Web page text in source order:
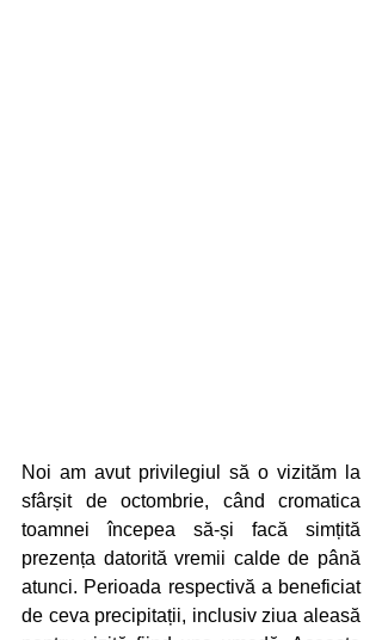
Noi am avut privilegiul să o vizităm la
sfârșit de octombrie, când cromatica
toamnei începea să-și facă simțită
prezența datorită vremii calde de până
atunci. Perioada respectivă a beneficiat
de ceva precipitații, inclusiv ziua aleasă